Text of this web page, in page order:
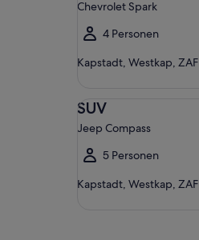
Chevrolet Spark
4 Personen
Kapstadt, Westkap, ZAF
SUV
Jeep Compass
5 Personen
Kapstadt, Westkap, ZAF